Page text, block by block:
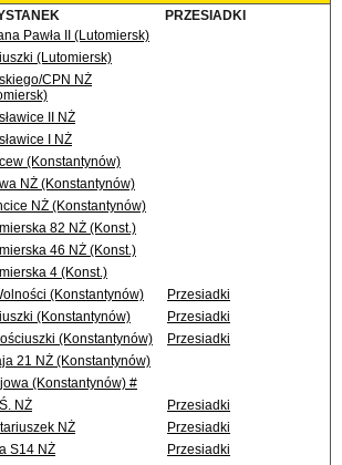
PRZESIADKI
Pawła II (Lutomiersk)
(Lutomiersk)
CPN NŻ
II NŻ
I NŻ
(Konstantynów)
NŻ (Konstantynów)
NŻ (Konstantynów)
82 NŻ (Konst.)
46 NŻ (Konst.)
4 (Konst.)
(Konstantynów)
Przesiadki
(Konstantynów)
Przesiadki
(Konstantynów)
Przesiadki
21 NŻ (Konstantynów)
(Konstantynów) #
NŻ
Przesiadki
NŻ
Przesiadki
S14 NŻ
Przesiadki